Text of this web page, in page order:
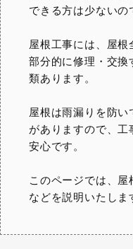
できる方は少ないの
屋根工事には、屋
部分的に修理・交換
類あります。
屋根は雨漏りを防い
がありますので、工
安心です。
このページでは、
などを説明いたしま